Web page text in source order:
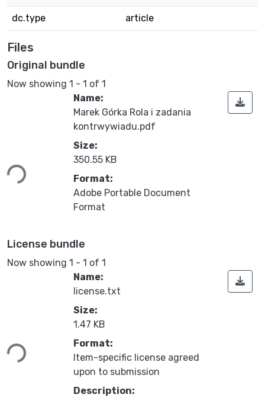
dc.type article
Files
Original bundle
Now showing 1 - 1 of 1
Loading...
Name:
Marek Górka Rola i zadania
kontrwywiadu.pdf
Size:
350.55 KB
Format:
Adobe Portable Document
Format
License bundle
Now showing 1 - 1 of 1
Loading...
Name:
license.txt
Size:
1.47 KB
Format:
Item-specific license agreed
upon to submission
Description: